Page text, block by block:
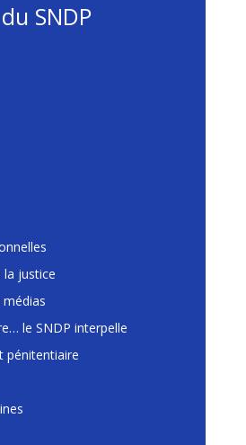
SNDP
la justice
médias
le SNDP interpelle
pénitentiaire